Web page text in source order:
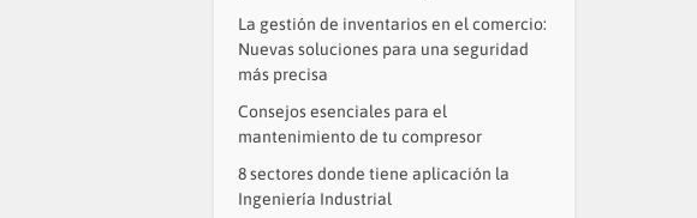
La gestión de inventarios en el comercio:
Nuevas soluciones para una seguridad
más precisa
Consejos esenciales para el
mantenimiento de tu compresor
8 sectores donde tiene aplicación la
Ingeniería Industrial